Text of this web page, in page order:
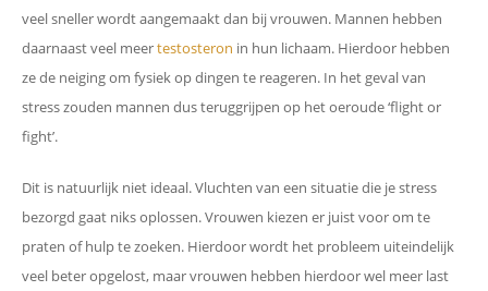
veel sneller wordt aangemaakt dan bij vrouwen. Mannen hebben
daarnaast veel meertestosteron in hun lichaam. Hierdoor hebben
ze de neiging om fysiek op dingen te reageren. In het geval van
stress zouden mannen dus teruggrijpen op het oeroude ‘flight or
fight’.
Dit is natuurlijk niet ideaal. Vluchten van een situatie die je stress
bezorgd gaat niks oplossen. Vrouwen kiezen er juist voor om te
praten of hulp te zoeken. Hierdoor wordt het probleem uiteindelijk
veel beter opgelost, maar vrouwen hebben hierdoor wel meer last